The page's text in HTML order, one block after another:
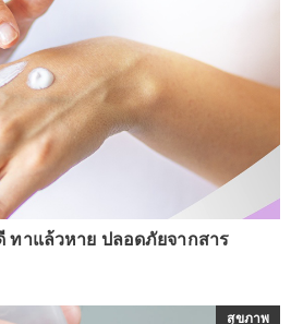
ทาแล้วหาย ปลอดภัยจากสาร
สุขภาพ